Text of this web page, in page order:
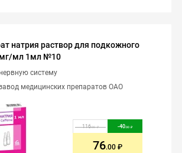
натрия раствор для подкожного
мл 1мл №10
медицинских препаратов ОАО
систему
116.00 -40.00
76.00